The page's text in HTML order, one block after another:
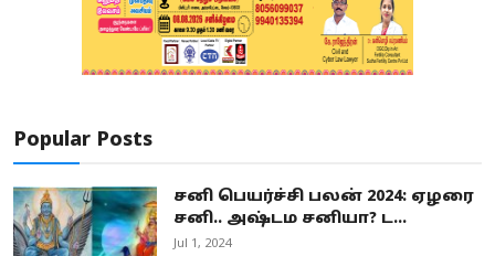
Popular Posts
சனி பெயர்ச்சி பலன் 2024: ஏழரை
சனி.. அஷ்டம சனியா? ட...
Jul 1, 2024